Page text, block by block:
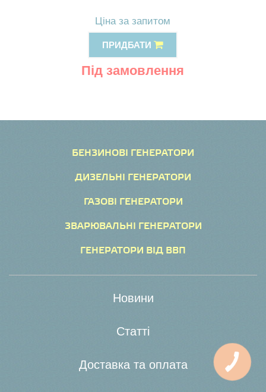
Ціна за запитом
ПРИДБАТИ
Під замовлення
БЕНЗИНОВІ ГЕНЕРАТОРИ
ДИЗЕЛЬНІ ГЕНЕРАТОРИ
ГАЗОВІ ГЕНЕРАТОРИ
ЗВАРЮВАЛЬНІ ГЕНЕРАТОРИ
ГЕНЕРАТОРИ ВІД ВВП
Новини
Статті
Доставка та оплата КНОПКА
ЗВ'ЯЗКУ